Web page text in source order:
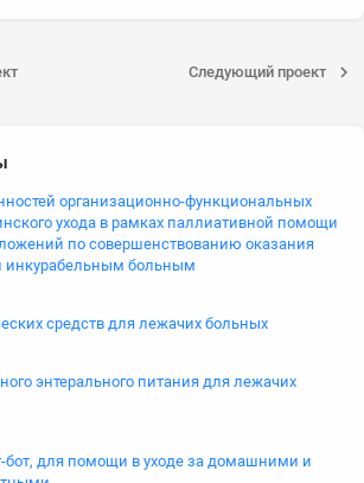
Следующий проект
организационно-функциональных
ухода в рамках паллиативной помощи
по совершенствованию оказания
инкурабельным больным
средств для лежачих больных
энтерального питания для лежачих
бот, для помощи в уходе за домашними и